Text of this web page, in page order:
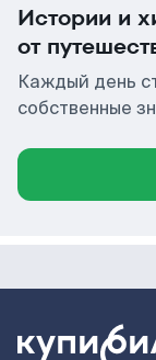
Истории и
от
Каждый день
собственные